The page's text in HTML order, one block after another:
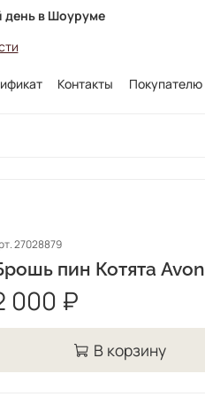
день в Шоуруме
Контакты Покупателю
27028879
пин Котята Avon
000 ₽
В корзину